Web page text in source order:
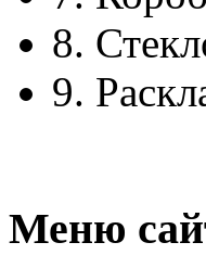
8.
9.
Меню